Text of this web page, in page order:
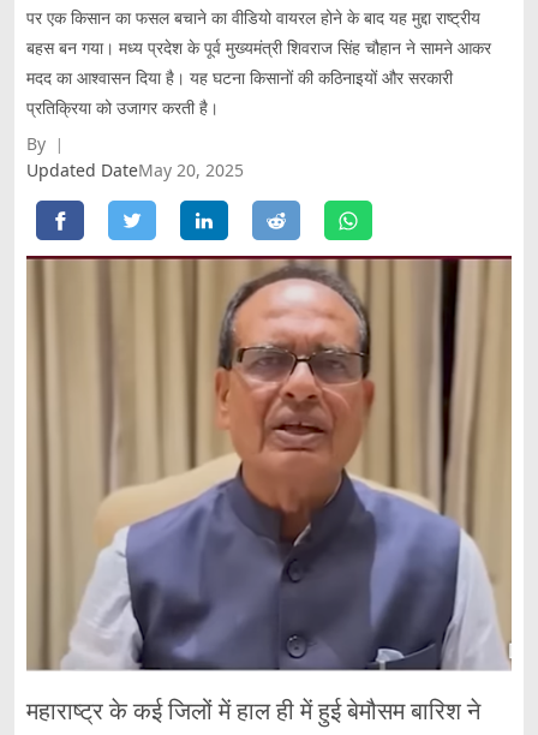
पर एक किसान का फसल बचाने का वीडियो वायरल होने के बाद यह मुद्दा राष्ट्रीय
बहस बन गया। मध्य प्रदेश के पूर्व मुख्यमंत्री शिवराज सिंह चौहान ने सामने आकर
मदद का आश्वासन दिया है। यह घटना किसानों की कठिनाइयों और सरकारी
प्रतिक्रिया को उजागर करती है।
By
Updated DateMay 20, 2025
महाराष्ट्र के कई जिलों में हाल ही में हुई बेमौसम बारिश ने